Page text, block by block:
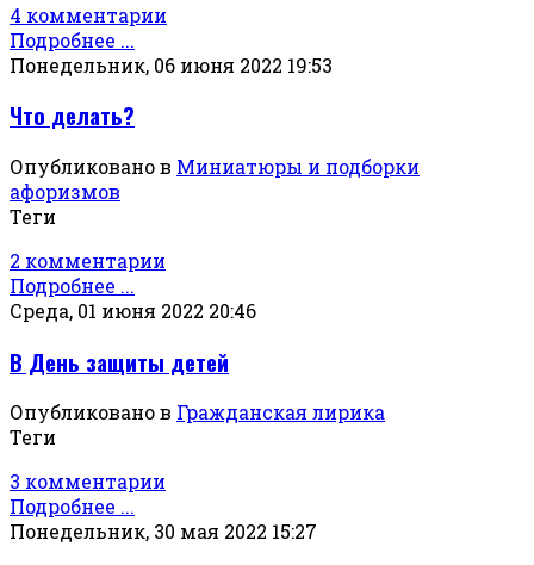
4 комментарии
Подробнее ...
Понедельник, 06 июня 2022 19:53
Что делать?
Опубликовано в Миниатюры и подборки
афоризмов
Теги
2 комментарии
Подробнее ...
Среда, 01 июня 2022 20:46
В День защиты детей
Опубликовано в Гражданская лирика
Теги
3 комментарии
Подробнее ...
Понедельник, 30 мая 2022 15:27